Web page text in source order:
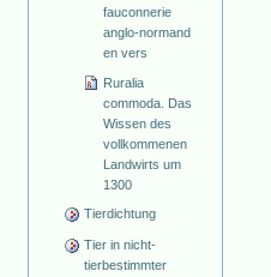
fauconnerie
anglo-normand
en vers
Ruralia
commoda. Das
Wissen des
vollkommenen
Landwirts um
1300
Tierdichtung
Tier in nicht-
tierbestimmter